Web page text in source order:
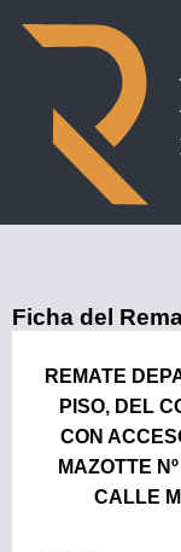
Ficha del
REMATE
PISO, DEL
CON
MAZOTTE
CALLE